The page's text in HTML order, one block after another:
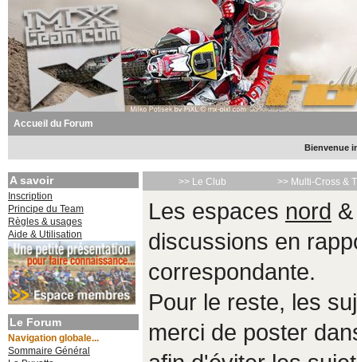
Accueil du Forum
Bienvenue
A savoir
Inscription
Principe du Team
Règles & usages
Aide & Utilisation
Le Forum
Navigation globale...
Sommaire Général
>> Le Club >> Multi-Cross &
Les espaces nord
discussions en
correspondante.
Pour le reste, les
merci de poster